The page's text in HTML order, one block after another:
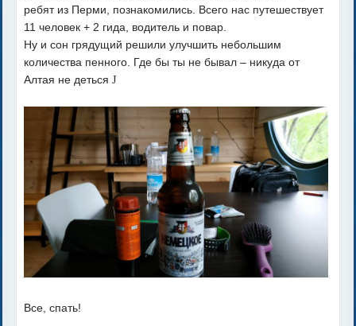
ребят из Перми, познакомились. Всего нас путешествует
11 человек + 2 гида, водитель и повар.
Ну и сон грядущий решили улучшить небольшим
количества пенного. Где бы ты не бывал – никуда от
Алтая не детьсяJ
Все, спать!